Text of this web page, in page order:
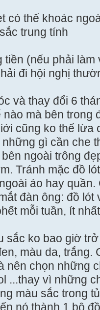
có thể khoác
trung tính
tiền (nếu phải
đi hội nghị
và thay đổi 6
mà bên trong
cũng ko thể lừa
gì cần che
ngoài trông
Tránh mặc đồ
áo hay
đàn ông: đồ lót
mỗi tuần, ít
sắc ko bao giờ
màu da, trắng.
nên chọn những
...thay vì những
màu sắc trong
nó thành 1 bộ